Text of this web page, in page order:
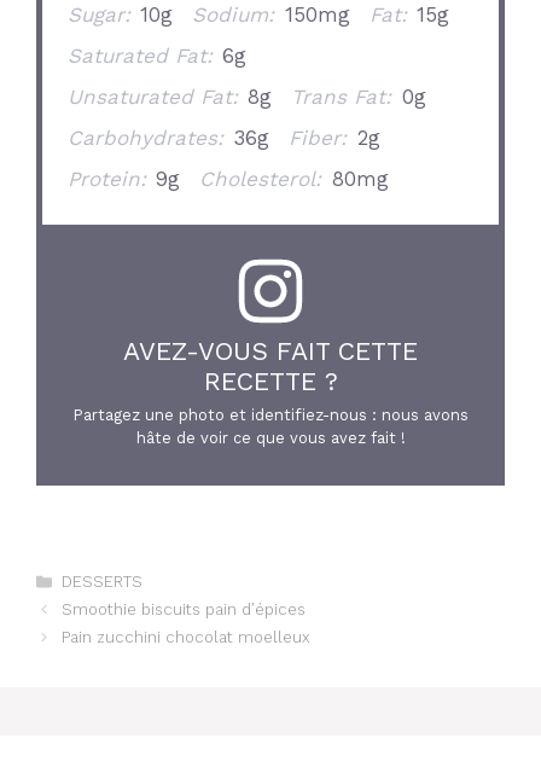
Sugar: 10g Sodium: 150mg Fat: 15g
Saturated Fat: 6g
Unsaturated Fat: 8g Trans Fat: 0g
Carbohydrates: 36g Fiber: 2g
Protein: 9g Cholesterol: 80mg
AVEZ-VOUS FAIT CETTE
RECETTE ?
Partagez une photo et identifiez-nous : nous avons
hâte de voir ce que vous avez fait !
Catégories
DESSERTS
Smoothie biscuits pain d’épices
Pain zucchini chocolat moelleux